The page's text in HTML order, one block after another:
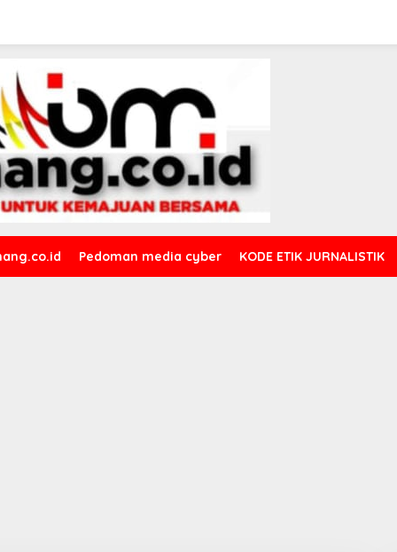
Pedoman media cyber KODE ETIK JURNALISTIK